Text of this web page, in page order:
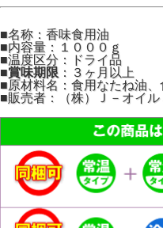
■名称：香味食用油
■内容量：１０００ｇ
■温度区分：ドライ品
■賞味期限 ：３ヶ月以上
■原材料名：食用なたね油
■販売者：（株）Ｊ－オイ